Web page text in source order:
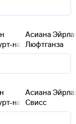
на-Майне
Асиана
Люфтганза
на-Майне
Асиана
Свисс